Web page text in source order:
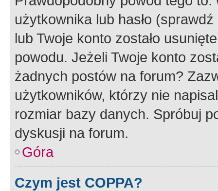
użytkownika lub hasło
lub Twoje konto zostało
powodu. Jeżeli Twoje konto
żadnych postów na forum?
użytkowników, którzy nie
rozmiar bazy danych. Spróbuj
dyskusji na forum.
Góra
Czym jest COPPA?